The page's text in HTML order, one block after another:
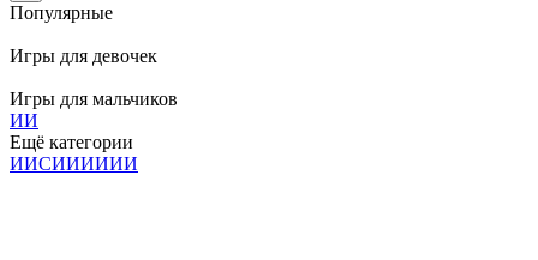
Популярные
Игры для девочек
Игры для мальчиков
ИИ
Ещё категории
ИИСИИИИИИ